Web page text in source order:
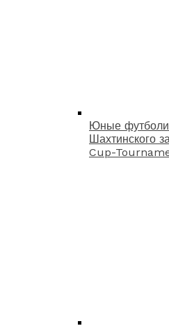
Юные
Шахтинского
Cup-